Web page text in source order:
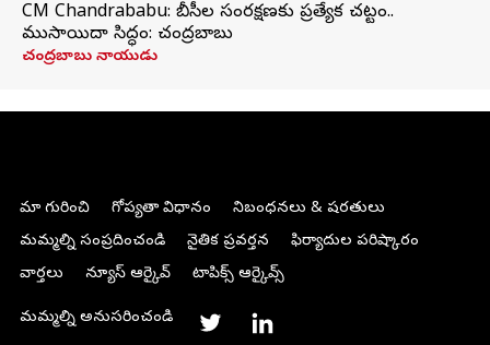
CM Chandrababu: బీసీల సంరక్షణకు ప్రత్యేక చట్టం..
ముసాయిదా సిద్ధం: చంద్రబాబు
చంద్రబాబు నాయుడు
మా గురించి గోప్యతా విధానం
నిబంధనలు & షరతులు
మమ్మల్ని సంప్రదించండి
నైతిక ప్రవర్తన
ఫిర్యాదుల పరిష్కారం
వార్తలు
న్యూస్ ఆర్కైవ్ టాపిక్స్ ఆర్కైవ్స్
మమ్మల్ని అనుసరించండి